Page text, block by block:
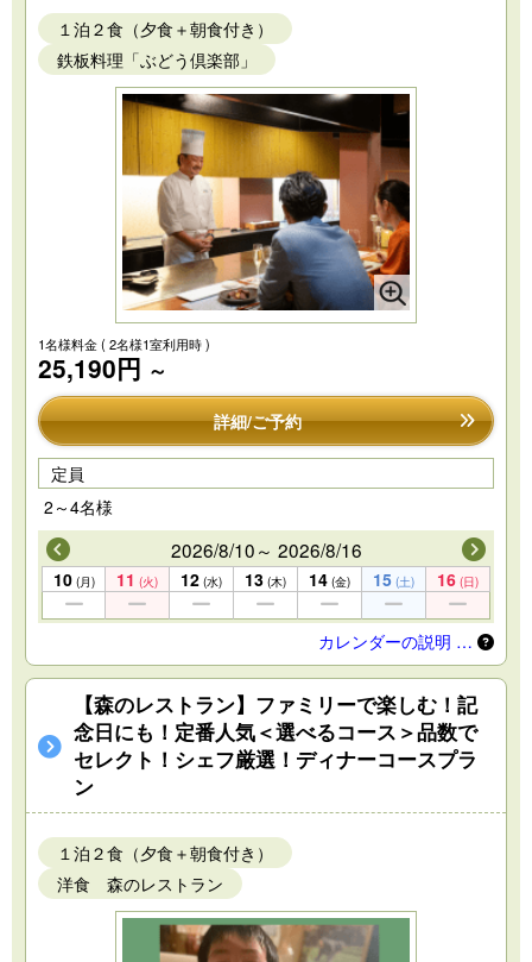
１泊２食（夕食＋朝食付き）
鉄板料理「ぶどう倶楽部」
1名様料金( 2名様1室利用時 )
25,190円 ～
詳細/ご予約
定員
2～4名様
2026/8/10～ 2026/8/16
10 (月) 11 (火) 12 (水) 13 (木) 14 (金) 15 (土) 16 (日)
カレンダーの説明 …
【森のレストラン】ファミリーで楽しむ！記
念日にも！定番人気＜選べるコース＞品数で
セレクト！シェフ厳選！ディナーコースプラ
ン
１泊２食（夕食＋朝食付き）
洋食 森のレストラン